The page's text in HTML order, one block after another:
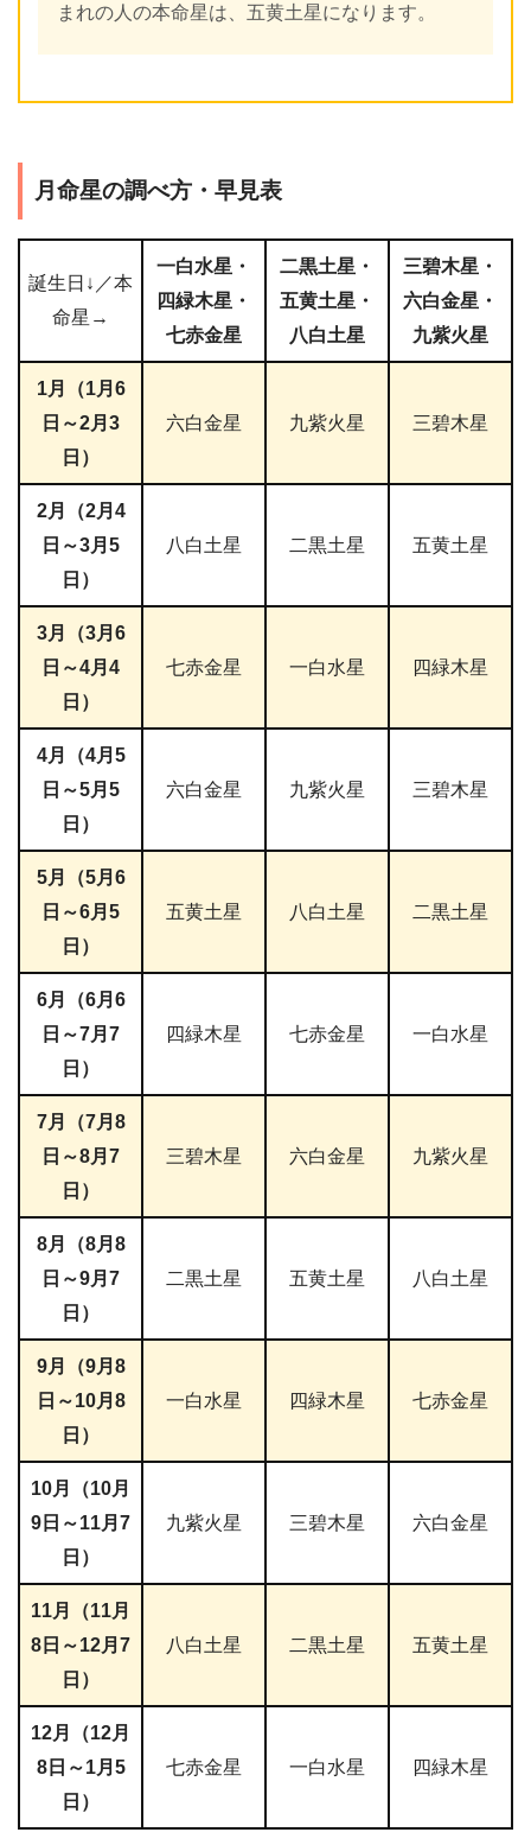
まれの人の本命星は、五黄土星になります。
月命星の調べ方・早見表
誕生日↓／本
命星→
一白水星・
四緑木星・
七赤金星
二黒土星・
五黄土星・
八白土星
三碧木星・
六白金星・
九紫火星
1月（1月6
日～2月3
日）
六白金星 九紫火星 三碧木星
2月（2月4
日～3月5
日）
八白土星 二黒土星 五黄土星
3月（3月6
日～4月4
日）
七赤金星 一白水星 四緑木星
4月（4月5
日～5月5
日）
六白金星 九紫火星 三碧木星
5月（5月6
日～6月5
日）
五黄土星 八白土星 二黒土星
6月（6月6
日～7月7
日）
四緑木星 七赤金星 一白水星
7月（7月8
日～8月7
日）
三碧木星 六白金星 九紫火星
8月（8月8
日～9月7
日）
二黒土星 五黄土星 八白土星
9月（9月8
日～10月8
日）
一白水星 四緑木星 七赤金星
10月（10月
9日～11月7
日）
九紫火星 三碧木星 六白金星
11月（11月
8日～12月7
日）
八白土星 二黒土星 五黄土星
12月（12月
8日～1月5
日）
七赤金星 一白水星 四緑木星